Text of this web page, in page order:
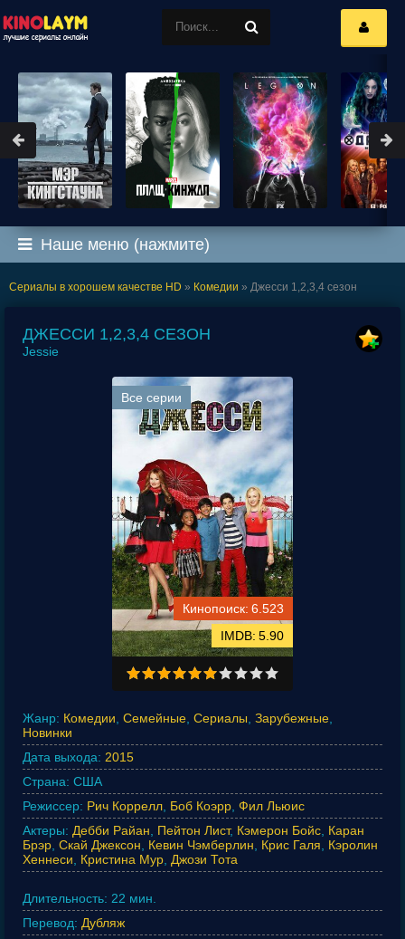
Наше меню (нажмите)
Сериалы в хорошем качестве HD » Комедии » Джесси 1,2,3,4 сезон
ДЖЕССИ 1,2,3,4 СЕЗОН
Jessie
Все серии
6.523
5.90
Жанр: Комедии, Семейные, Сериалы, Зарубежные,
Новинки
Дата выхода: 2015
Страна: США
Режиссер: Рич Коррелл, Боб Коэрр, Фил Льюис
Актеры: Дебби Райан, Пейтон Лист, Кэмерон Бойс, Каран
Брэр, Скай Джексон, Кевин Чэмберлин, Крис Галя, Кэролин
Хеннеси, Кристина Мур, Джози Тота
Длительность: 22 мин.
Перевод: Дубляж